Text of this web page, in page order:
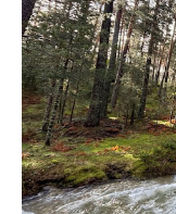
–
Álbum
de
Fotos